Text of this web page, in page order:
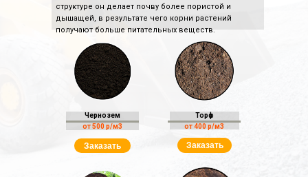
Торф
от 400 р/м3
Чернозем
от 500 р/м3
Заказать Заказать
структуре он делает почву более пористой и
дышащей, в результате чего корни растений
получают больше питательных веществ.